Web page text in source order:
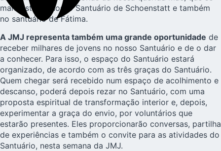
manifesta no nosso Santuário de Schoenstatt e também
no santuário de Fátima.
A JMJ representa também uma grande oportunidade de
receber milhares de jovens no nosso Santuário e de o dar
a conhecer. Para isso, o espaço do Santuário estará
organizado, de acordo com as três graças do Santuário.
Quem chegar será recebido num espaço de acolhimento e
descanso, poderá depois rezar no Santuário, com uma
proposta espiritual de transformação interior e, depois,
experimentar a graça do envio, por voluntários que
estarão presentes. Eles proporcionarão conversas, partilha
de experiências e também o convite para as atividades do
Santuário, nesta semana da JMJ.